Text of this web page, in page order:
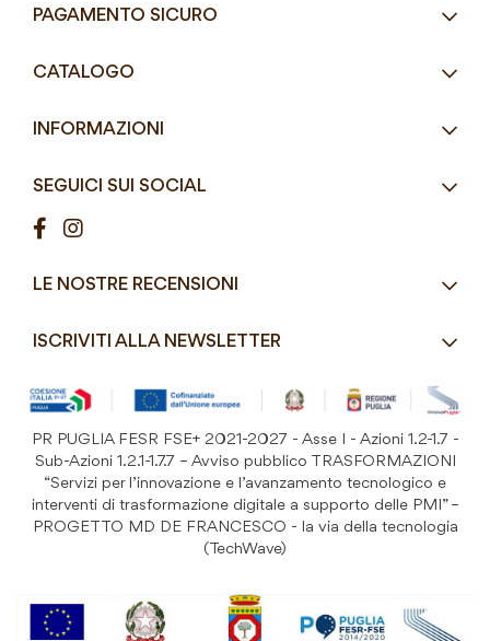
RICHIEDI UN PREVENTIVO
Email info@mddefrancesco.it
8:30 - 12:30 / 15:00 - 19:00
PAGAMENTO SICURO
CATALOGO
Street Food e Take
Pizzerie e Panifici
Ristorazione
Detergenza e Attrezzatura
Festività
Prodotti Riutilizzabili
INFORMAZIONI
Condizioni di vendita
Costi di Spedizione
SEGUICI SUI SOCIAL
LE NOSTRE RECENSIONI
ISCRIVITI ALLA NEWSLETTER
alla
Newsletter:
ISCRIVITI
PR PUGLIA FESR FSE+ 2021-2027 - Asse I - Azioni 1.2-1.7 -
Sub-Azioni 1.2.1-1.7.7 – Avviso pubblico TRASFORMAZIONI
“Servizi per l’innovazione e l’avanzamento tecnologico e
interventi di trasformazione digitale a supporto delle PMI” –
PROGETTO MD DE FRANCESCO - la via della tecnologia
(TechWave)